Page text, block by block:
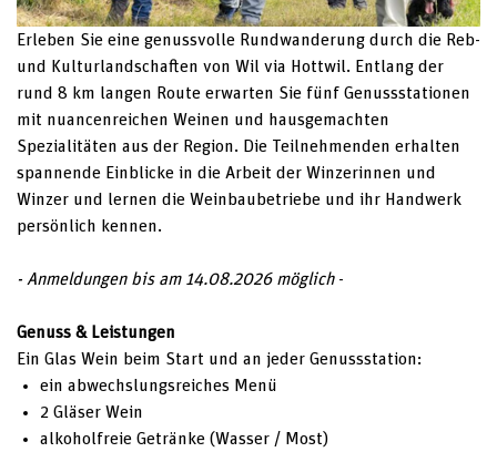
Erleben Sie eine genussvolle Rundwanderung durch die Reb-
und Kulturlandschaften von Wil via Hottwil. Entlang der
rund 8 km langen Route erwarten Sie fünf Genussstationen
mit nuancenreichen Weinen und hausgemachten
Spezialitäten aus der Region. Die Teilnehmenden erhalten
spannende Einblicke in die Arbeit der Winzerinnen und
Winzer und lernen die Weinbaubetriebe und ihr Handwerk
persönlich kennen.
- Anmeldungen bis am 14.08.2026 möglich -
Genuss & Leistungen
Ein Glas Wein beim Start und an jeder Genussstation:
ein abwechslungsreiches Menü
2 Gläser Wein
alkoholfreie Getränke (Wasser / Most)